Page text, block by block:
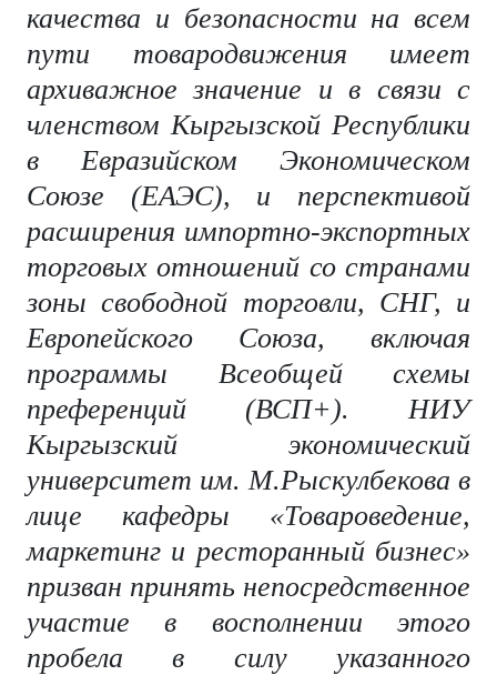
качества и безопасности на всем
пути товародвижения имеет
архиважное значение и в связи с
членством Кыргызской Республики
в Евразийском Экономическом
Союзе (ЕАЭС), и перспективой
расширения импортно-экспортных
торговых отношений со странами
зоны свободной торговли, СНГ, и
Европейского Союза, включая
программы Всеобщей схемы
преференций (ВСП+). НИУ
Кыргызский экономический
университет им. М.Рыскулбекова в
лице кафедры «Товароведение,
маркетинг и ресторанный бизнес»
призван принять непосредственное
участие в восполнении этого
пробела в силу указанного